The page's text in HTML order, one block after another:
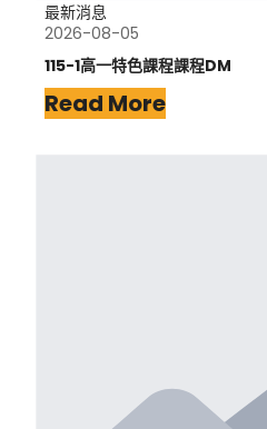
最新消息
2026-08-05
115-1高一特色課程課程DM
Read More